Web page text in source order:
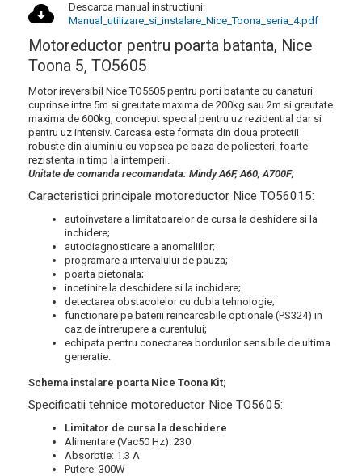
Descarca manual instructiuni:
Manual_utilizare_si_instalare_Nice_Toona_seria_4.pdf
Motoreductor pentru poarta batanta, Nice
Toona 5, TO5605
Motor ireversibil Nice TO5605 pentru porti batante cu canaturi
cuprinse intre 5m si greutate maxima de 200kg sau 2m si greutate
maxima de 600kg, conceput special pentru uz rezidential dar si
pentru uz intensiv. Carcasa este formata din doua protectii
robuste din aluminiu cu vopsea pe baza de poliesteri, foarte
rezistenta in timp la intemperii.
Unitate de comanda recomandata: Mindy A6F, A60, A700F;
Caracteristici principale motoreductor Nice TO56015:
autoinvatare a limitatoarelor de cursa la deshidere si la
inchidere;
autodiagnosticare a anomaliilor;
programare a intervalului de pauza;
poarta pietonala;
incetinire la deschidere si la inchidere;
detectarea obstacolelor cu dubla tehnologie;
functionare pe baterii reincarcabile optionale (PS324) in
caz de intrerupere a curentului;
echipata pentru conectarea bordurilor sensibile de ultima
generatie.
Schema instalare poarta Nice Toona Kit;
Specificatii tehnice motoreductor Nice TO5605:
Limitator de cursa la deschidere
Alimentare (Vac50 Hz): 230
Absorbtie: 1.3 A
Putere: 300W